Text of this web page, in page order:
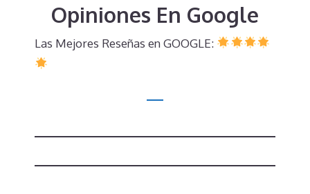
Opiniones En Google
Las Mejores Reseñas en GOOGLE: